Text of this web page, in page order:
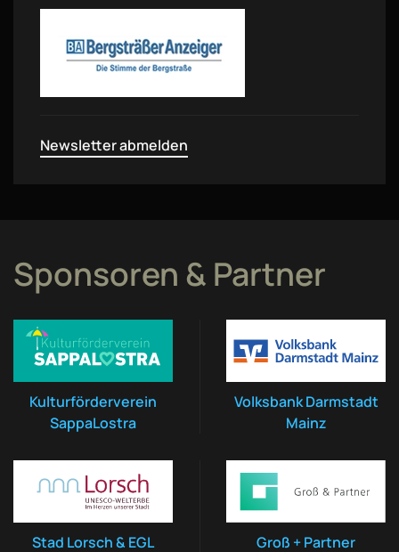
Newsletter abmelden
Sponsoren & Partner
Kulturförderverein
SappaLostra
Volksbank Darmstadt
Mainz
Stad Lorsch & EGL Groß + Partner